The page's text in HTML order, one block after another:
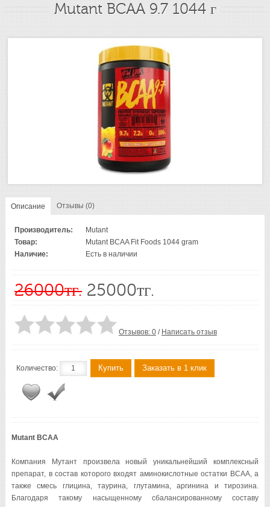
Mutant BCAA 9.7 1044 г
Описание Отзывы (0)
Производитель:
Mutant
Товар:
Mutant BCAA Fit Foods 1044 gram
Наличие:
Есть в наличии
26000тг. 25000тг.
Отзывов: 0 / Написать отзыв
Количество: Купить Заказать в 1 клик
Mutant BCAA
Компания Мутант произвела новый уникальнейший комплексный
препарат, в состав которого входят аминокислотные остатки ВСАА, а
также смесь глицина, таурина, глутамина, аргинина и тирозина.
Благодаря такому насыщенному сбалансированному составу